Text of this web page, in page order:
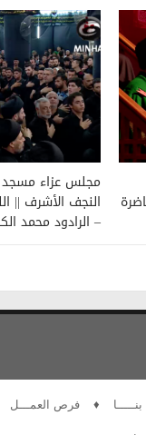
النجف الأشرف ||
– الرادود محمد
♦ فرص العمـــل